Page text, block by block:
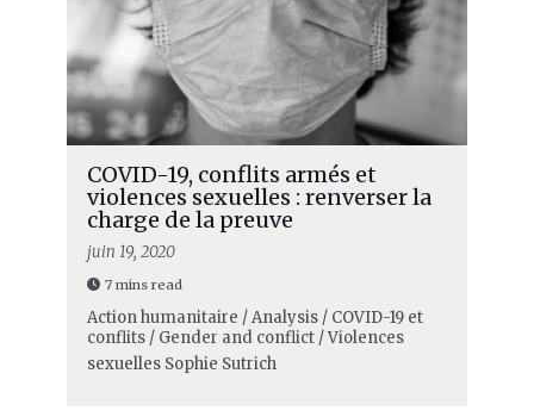
COVID-19, conflits armés et
violences sexuelles : renverser la
charge de la preuve
juin 19, 2020
7 mins read
Action humanitaire / Analysis / COVID-19 et
conflits / Gender and conflict / Violences
sexuelles Sophie Sutrich